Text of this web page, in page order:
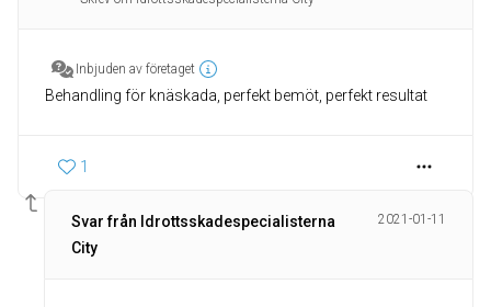
Inbjuden av företaget
Behandling för knäskada, perfekt bemöt, perfekt resultat
1
Svar från Idrottsskadespecialisterna
City
2021-01-11